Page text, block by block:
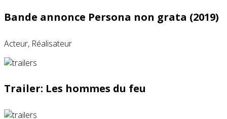
Bande annonce Persona non grata (2019)
Acteur, Réalisateur
Trailer: Les hommes du feu